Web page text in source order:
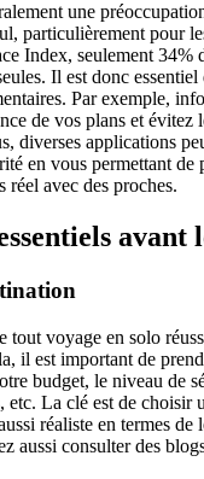
une
particulièrement pour
Index, seulement 34%
Il est donc essentiel
Par exemple,
de vos plans et évitez
diverses applications
en vous permettant de
réel avec des proches.
avant
tout voyage en solo
il est important de
budget, le niveau de
etc. La clé est de choisir
réaliste en termes de
aussi consulter des